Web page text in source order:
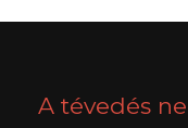
A tévedés